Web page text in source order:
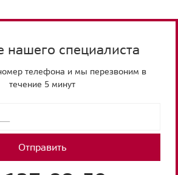
нашего специалиста
телефона и мы перезвоним в
течение 5 минут
Отправить